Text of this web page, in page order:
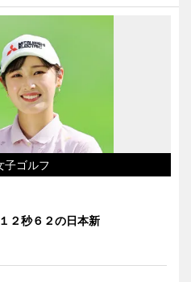
ゴルフ
２秒６２の日本新